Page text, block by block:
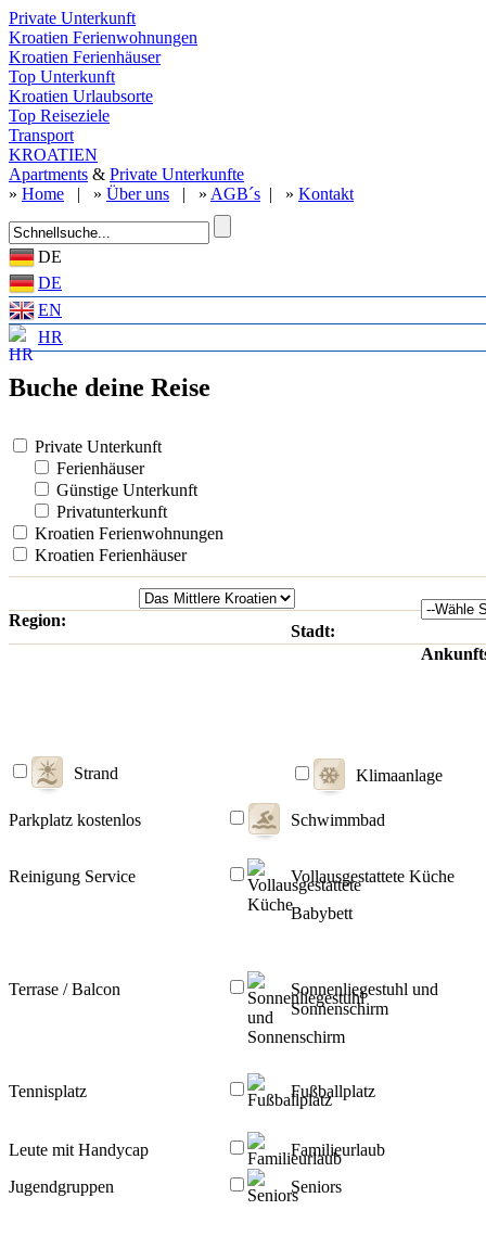
Private Unterkunft
Kroatien Ferienwohnungen
Kroatien Ferienhäuser
Top Unterkunft
Kroatien Urlaubsorte
Top Reiseziele
Transport
KROATIEN
Apartments & Private Unterkunfte
» Home | » Über uns | » AGB´s | » Kontakt
DE
DE
EN
HR
Buche deine Reise
Private Unterkunft
Ferienhäuser
Günstige Unterkunft
Privatunterkunft
Kroatien Ferienwohnungen
Kroatien Ferienhäuser
Region:
Stadt:
Strand Klimaanlage
Parkplatz kostenlos Schwimmbad
Reinigung Service
Vollausgestattete Küche
Babybett
Terrase / Balcon
Sonnenliegestuhl und
Sonnenschirm
Tennisplatz Fußballplatz
Leute mit Handycap
Familieurlaub
Jugendgruppen
Seniors